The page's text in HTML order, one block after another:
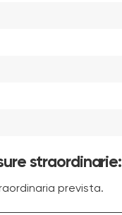
straordinarie:
prevista.